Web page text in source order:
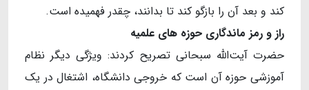
کند و بعد آن را بازگو کند تا بدانند، چقدر فهمیده است.
راز و رمز ماندگاری حوزه های علمیه
حضرت آیت‌الله سبحانی تصریح کردند: ویژگی دیگر نظام
آموزشی حوزه آن است که خروجی دانشگاه، اشتغال در یک